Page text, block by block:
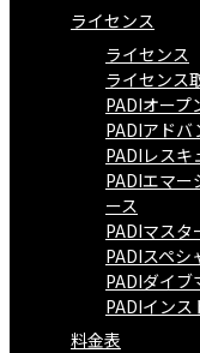
ライセンス
ライセンス
ライセンス
PADIオープ
PADIアド
PADIレスキ
PADIエマー
ース
PADIマス
PADIスペシ
PADIダイブ
PADIインス
料金表